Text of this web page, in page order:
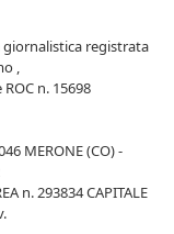
registrata
,
n. 15698
MERONE (CO) -
n. 293834 CAPITALE